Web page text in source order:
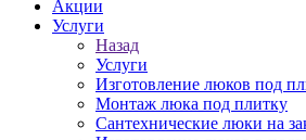
Акции
Услуги
Назад
Услуги
Изготовление люков под
Монтаж люка под плитку
Сантехнические люки на